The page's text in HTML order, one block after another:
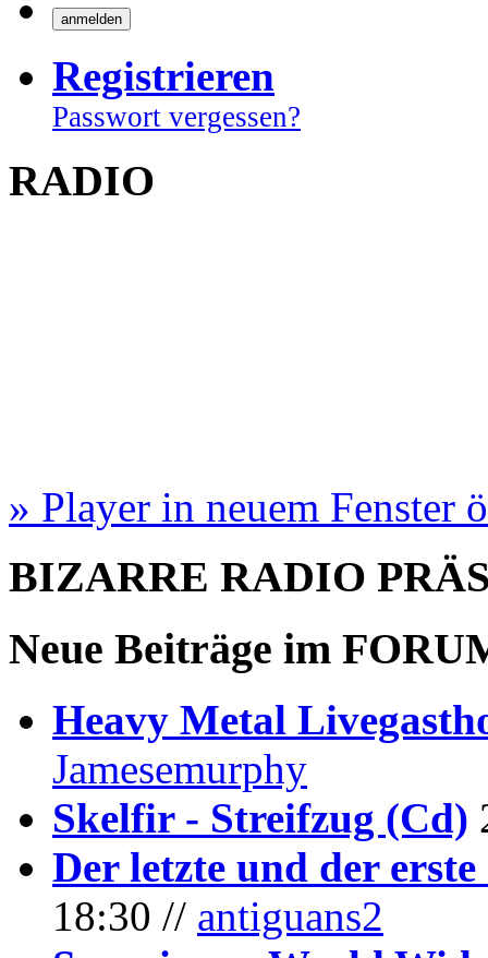
Registrieren
Passwort vergessen?
RADIO
» Player in neuem Fenster
BIZARRE RADIO
Neue Beiträge im
Heavy Metal
Jamesemurphy
Skelfir - Streifzug (Cd)
Der letzte und der erste
18:30 // antiguans2